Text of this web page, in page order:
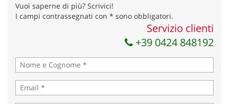
Vuoi saperne di più? Scrivici!
I campi contrassegnati con * sono obbligatori.
Servizio clienti
+39 0424 848192